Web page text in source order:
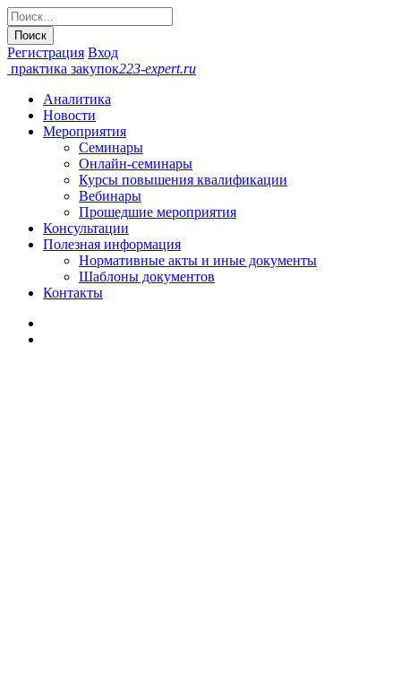
Регистрация Вход
практика закупок223-expert.ru
Аналитика
Новости
Мероприятия
Семинары
Онлайн-cеминары
Курсы повышения квалификации
Вебинары
Прошедшие мероприятия
Консультации
Полезная информация
Нормативные акты и иные документы
Шаблоны документов
Контакты